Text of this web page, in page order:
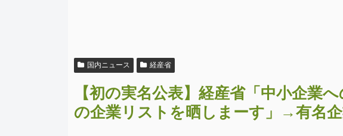
国内ニュース 経産省
【初の実名公表】経産省「中小企業
の企業リストを晒しまーす」→有名